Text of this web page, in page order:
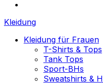
Kleidung
Kleidung für Frauen
T-Shirts & Tops
Tank Tops
Sport-BHs
Sweatshirts &